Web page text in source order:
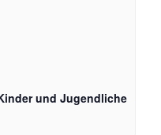
und Jugendliche